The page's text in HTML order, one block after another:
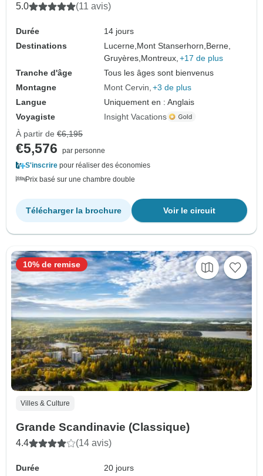
5.0 (11 avis)
Durée
14 jours
Destinations
Lucerne, Mont Stanserhorn, Berne,
Gruyères, Montreux, +17 de plus
Tranche d'âge
Tous les âges sont bienvenus
Montagne
Mont Cervin +3 de plus
Langue
Uniquement en : Anglais
Voyagiste
Insight Vacations
À partir de €6,195
€5,576
par personne
S'inscrire pour réaliser des économies
Prix basé sur une chambre double
Voir le circuit
Télécharger la brochure
Villes & Culture
Grande Scandinavie (Classique)
4.4 (14 avis)
Durée
20 jours
10% de remise